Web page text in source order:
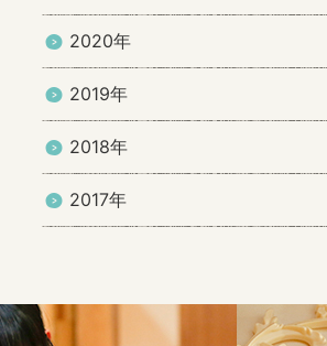
2020年
2019年
2018年
2017年